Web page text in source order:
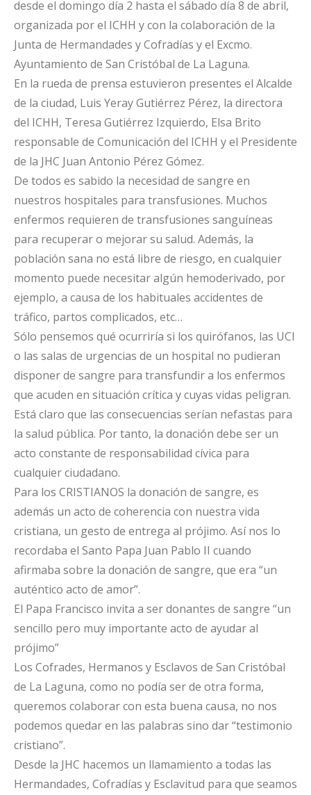
desde el domingo día 2 hasta el sábado día 8 de abril,
organizada por el ICHH y con la colaboración de la
Junta de Hermandades y Cofradías y el Excmo.
Ayuntamiento de San Cristóbal de La Laguna.
En la rueda de prensa estuvieron presentes el Alcalde
de la ciudad, Luis Yeray Gutiérrez Pérez, la directora
del ICHH, Teresa Gutiérrez Izquierdo, Elsa Brito
responsable de Comunicación del ICHH y el Presidente
de la JHC Juan Antonio Pérez Gómez.
De todos es sabido la necesidad de sangre en
nuestros hospitales para transfusiones. Muchos
enfermos requieren de transfusiones sanguíneas
para recuperar o mejorar su salud. Además, la
población sana no está libre de riesgo, en cualquier
momento puede necesitar algún hemoderivado, por
ejemplo, a causa de los habituales accidentes de
tráfico, partos complicados, etc…
Sólo pensemos qué ocurriría si los quirófanos, las UCI
o las salas de urgencias de un hospital no pudieran
disponer de sangre para transfundir a los enfermos
que acuden en situación crítica y cuyas vidas peligran.
Está claro que las consecuencias serían nefastas para
la salud pública. Por tanto, la donación debe ser un
acto constante de responsabilidad cívica para
cualquier ciudadano.
Para los CRISTIANOS la donación de sangre, es
además un acto de coherencia con nuestra vida
cristiana, un gesto de entrega al prójimo. Así nos lo
recordaba el Santo Papa Juan Pablo II cuando
afirmaba sobre la donación de sangre, que era “un
auténtico acto de amor”.
El Papa Francisco invita a ser donantes de sangre “un
sencillo pero muy importante acto de ayudar al
prójimo”
Los Cofrades, Hermanos y Esclavos de San Cristóbal
de La Laguna, como no podía ser de otra forma,
queremos colaborar con esta buena causa, no nos
podemos quedar en las palabras sino dar “testimonio
cristiano”.
Desde la JHC hacemos un llamamiento a todas las
Hermandades, Cofradías y Esclavitud para que seamos